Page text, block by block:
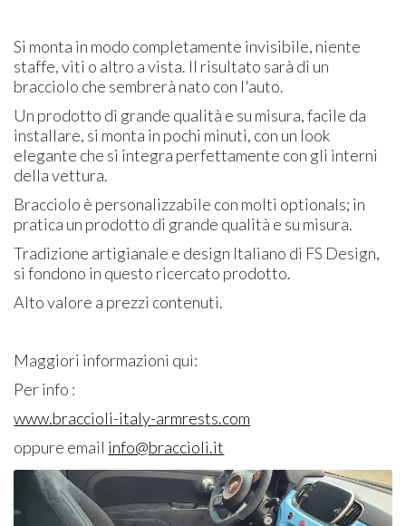
Si monta in modo completamente invisibile, niente
staffe, viti o altro a vista. Il risultato sarà di un
bracciolo che sembrerà nato con l'auto.
Un prodotto di grande qualità e su misura, facile da
installare, si monta in pochi minuti, con un look
elegante che si integra perfettamente con gli interni
della vettura.
Bracciolo è personalizzabile con molti optionals; in
pratica un prodotto di grande qualità e su misura.
Tradizione artigianale e design Italiano di FS Design,
si fondono in questo ricercato prodotto.
Alto valore a prezzi contenuti.
Maggiori informazioni quì:
Per info :
www.braccioli-italy-armrests.com
oppure email info@braccioli.it